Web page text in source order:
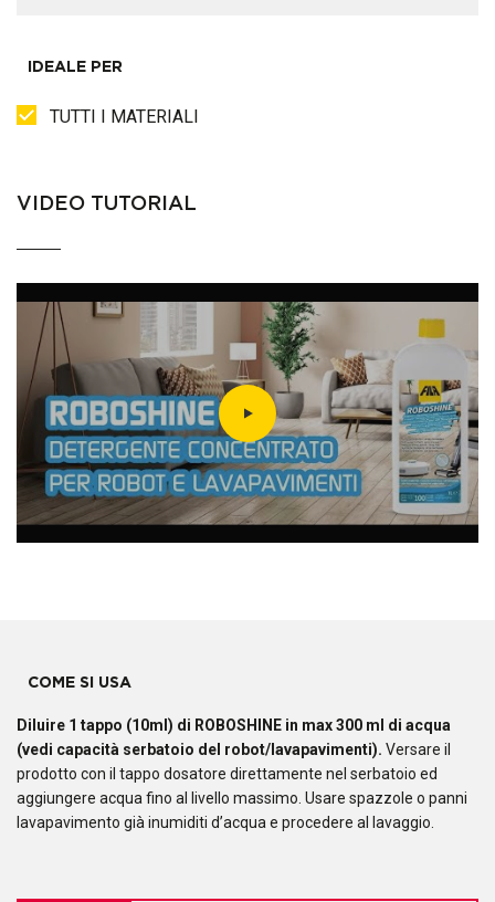
IDEALE PER
TUTTI I MATERIALI
VIDEO TUTORIAL
COME SI USA
Diluire 1 tappo (10ml) di ROBOSHINE in max 300 ml di acqua
(vedi capacità serbatoio del robot/lavapavimenti). Versare il
prodotto con il tappo dosatore direttamente nel serbatoio ed
aggiungere acqua fino al livello massimo. Usare spazzole o panni
lavapavimento già inumiditi d’acqua e procedere al lavaggio.